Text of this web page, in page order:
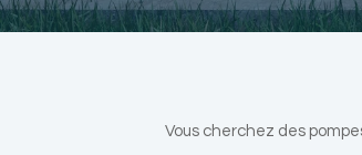
Vous cherchez des